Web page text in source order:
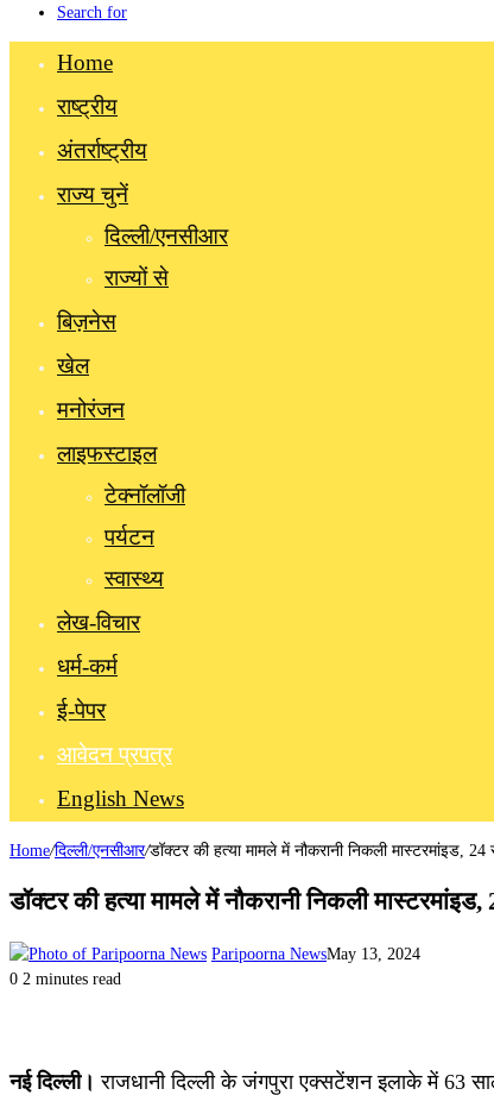
Search for
Home
राष्ट्रीय
अंतर्राष्ट्रीय
राज्य चुनें
दिल्ली/एनसीआर
राज्यों से
बिज़नेस
खेल
मनोरंजन
लाइफस्टाइल
टेक्नॉलॉजी
पर्यटन
स्वास्थ्य
लेख-विचार
धर्म-कर्म
ई-पेपर
आवेदन प्रपत्र
English News
Home/दिल्ली/एनसीआर/डॉक्टर की हत्या मामले में नौकरानी निकली मास्टरमांइड,
डॉक्टर की हत्या मामले में नौकरानी निकली
Paripoorna NewsMay 13, 2024
0 2 minutes read
नई दिल्ली। राजधानी दिल्ली के जंगपुरा एक्सटेंशन इलाके में 63